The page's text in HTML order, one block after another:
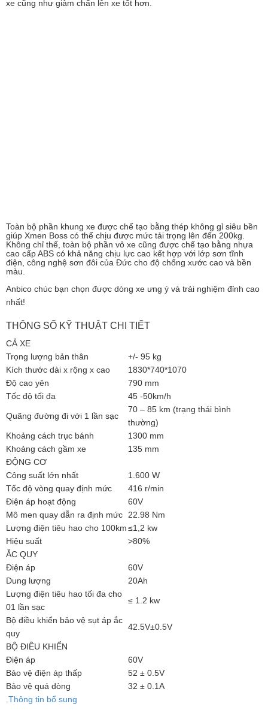
xe cũng như giảm chấn lên xe tốt hơn.
Toàn bộ phần khung xe được chế tạo bằng thép không gỉ siêu bền
giúp Xmen Boss có thể chịu được mức tải trọng lên đến 200kg.
Không chỉ thế, toàn bộ phần vỏ xe cũng được chế tạo bằng nhựa
cao cấp ABS có khả năng chịu lực cao kết hợp với lớp sơn tĩnh
điện, công nghệ sơn đôi của Đức cho độ chống xước cao và bền
màu.
Anbico chúc bạn chọn được dòng xe ưng ý và trải nghiệm đỉnh cao
nhất!
THÔNG SỐ KỸ THUẬT CHI TIẾT
CẢ XE
Trọng lượng bản thân
+/- 95 kg
Kích thước dài x rộng x cao
1830*740*1070
Độ cao yên
790 mm
Tốc độ tối đa
45 -50km/h
Quãng đường đi với 1 lần sạc
70 – 85 km (trạng thái bình
thường)
Khoảng cách trục bánh
1300 mm
Khoảng cách gầm xe
135 mm
ĐỘNG CƠ
Công suất lớn nhất
1.600 W
Tốc độ vòng quay định mức
416 r/min
Điện áp hoạt động
60V
Mô men quay dẫn ra định mức
22.98 Nm
Lượng điện tiêu hao cho 100km≤1,2 kw
Hiệu suất
>80%
ẮC QUY
Điện áp
60V
Dung lượng
20Ah
Lượng điện tiêu hao tối đa cho
01 lần sạc
≤ 1.2 kw
Bộ điều khiển bảo vệ sụt áp ắc
quy
42.5V±0.5V
BỘ ĐIỀU KHIỂN
Điện áp
60V
Bảo vệ điện áp thấp
52 ± 0.5V
Bảo vệ quá dòng
32 ± 0.1A
Thông tin bổ sung